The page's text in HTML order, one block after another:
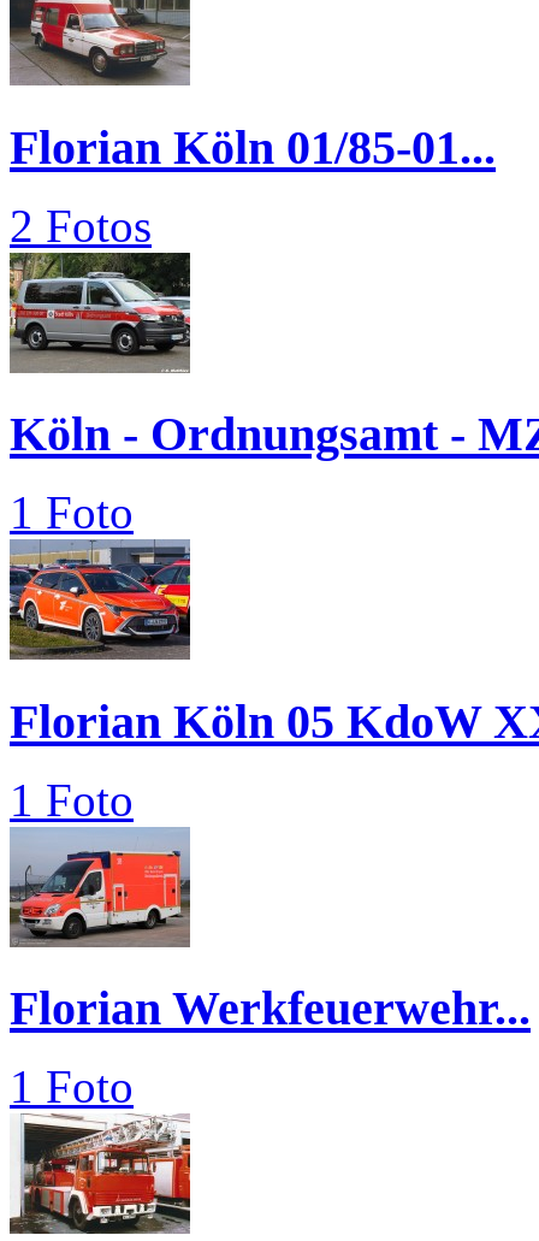
Florian Köln 01/85-01...
2 Fotos
Köln - Ordnungsamt -
1 Foto
Florian Köln 05 KdoW
1 Foto
Florian Werkfeuerwehr...
1 Foto